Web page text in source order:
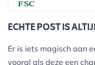
ECHTE POST IS
Er is iets magisch aan
vooral als deze een